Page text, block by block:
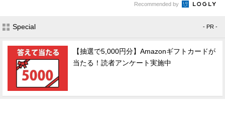
Recommended by
Special - PR -
【抽選で5,000円分】Amazonギフトカードが
当たる！読者アンケート実施中